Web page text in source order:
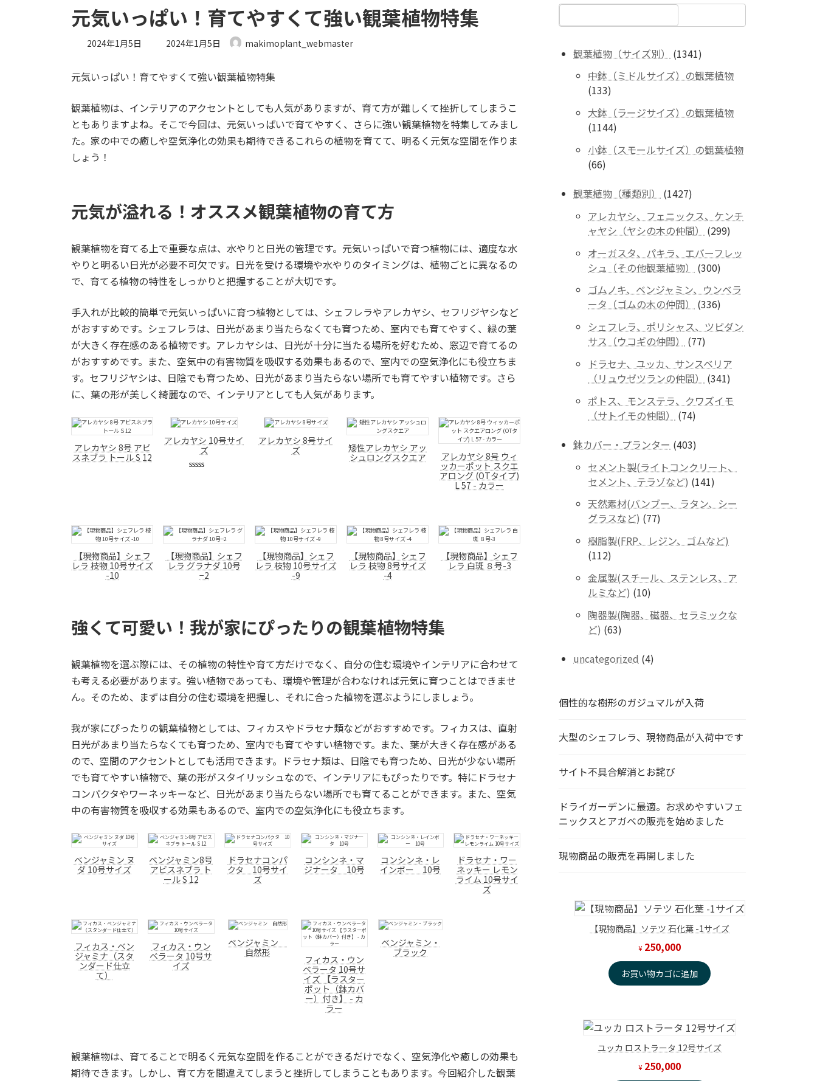
元気いっぱい！育てやすくて強い観葉植物特集
2024年1月5日
最
新
時
:
2024年1月5日 makimoplant_webmaster
元気いっぱい！育てやすくて強い観葉植物特集
観葉植物は、インテリアのアクセントとしても人気がありますが、育て方が難しくて挫折してしまうこ
ともありますよね。そこで今回は、元気いっぱいで育てやすく、さらに強い観葉植物を特集してみまし
た。家の中での癒しや空気浄化の効果も期待できるこれらの植物を育てて、明るく元気な空間を作りま
しょう！
元気が溢れる！オススメ観葉植物の育て方
観葉植物を育てる上で重要な点は、水やりと日光の管理です。元気いっぱいで育つ植物には、適度な水
やりと明るい日光が必要不可欠です。日光を受ける環境や水やりのタイミングは、植物ごとに異なるの
で、育てる植物の特性をしっかりと把握することが大切です。
手入れが比較的簡単で元気いっぱいに育つ植物としては、シェフレラやアレカヤシ、セフリジヤシなど
がおすすめです。シェフレラは、日光があまり当たらなくても育つため、室内でも育てやすく、緑の葉
が大きく存在感のある植物です。アレカヤシは、日光が十分に当たる場所を好むため、窓辺で育てるの
がおすすめです。また、空気中の有害物質を吸収する効果もあるので、室内での空気浄化にも役立ちま
す。セフリジヤシは、日陰でも育つため、日光があまり当たらない場所でも育てやすい植物です。さら
に、葉の形が美しく綺麗なので、インテリアとしても人気があります。
アレカヤシ 8号 アビ
スネブラ トール S 12
アレカヤシ 10号サイ
ズ
アレカヤシ 8号サイ
ズ
矮性アレカヤシ アッ
シュロングスクエア
アレカヤシ 8号 ウィ
ッカーポット スクエ
アロング (OTタイプ)
L 57 - カラー
【現物商品】シェフ
レラ 枝物 10号サイズ
-10
【現物商品】シェフ
レラ グラナダ 10号
−2
【現物商品】シェフ
レラ 枝物 10号サイズ
-9
【現物商品】シェフ
レラ 枝物 8号サイズ
-4
【現物商品】シェフ
レラ 白斑 ８号-3
強くて可愛い！我が家にぴったりの観葉植物特集
観葉植物を選ぶ際には、その植物の特性や育て方だけでなく、自分の住む環境やインテリアに合わせて
も考える必要があります。強い植物であっても、環境や管理が合わなければ元気に育つことはできませ
ん。そのため、まずは自分の住む環境を把握し、それに合った植物を選ぶようにしましょう。
我が家にぴったりの観葉植物としては、フィカスやドラセナ類などがおすすめです。フィカスは、直射
日光があまり当たらなくても育つため、室内でも育てやすい植物です。また、葉が大きく存在感がある
ので、空間のアクセントとしても活用できます。ドラセナ類は、日陰でも育つため、日光が少ない場所
でも育てやすい植物で、葉の形がスタイリッシュなので、インテリアにもぴったりです。特にドラセナ
コンパクタやワーネッキーなど、日光があまり当たらない場所でも育てることができます。また、空気
中の有害物質を吸収する効果もあるので、室内での空気浄化にも役立ちます。
ベンジャミン ヌ
ダ 10号サイズ
ベンジャミン8号
アビスネブラ ト
ール S 12
ドラセナコンパ
クタ 10号サイ
ズ
コンシンネ・マ
ジナータ 10号
コンシンネ・レ
インボー 10号
ドラセナ・ワー
ネッキー レモン
ライム 10号サイ
ズ
フィカス・ベン
ジャミナ（スタ
ンダード仕立
て）
フィカス・ウン
ベラータ 10号サ
イズ
ベンジャミン
自然形
フィカス・ウン
ベラータ 10号サ
イズ 【ラスター
ポット（鉢カバ
ー）付き】 - カ
ラー
ベンジャミン・
ブラック
観葉植物は、育てることで明るく元気な空間を作ることができるだけでなく、空気浄化や癒しの効果も
期待できます。しかし、育て方を間違えてしまうと挫折してしまうこともあります。今回紹介した観葉
観葉植物（サイズ別） 13411341
の
品
中鉢（ミドルサイズ）の観葉植物
133133
の
商
品
大鉢（ラージサイズ）の観葉植物
11441144
の
小鉢（スモールサイズ）の観葉植物
6666
の
品
観葉植物（種類別） 14271427
の
商
品
アレカヤシ、フェニックス、ケンチ
ャヤシ（ヤシの木の仲間）
299299
の
品
オーガスタ、パキラ、エバーフレッ
シュ（その他観葉植物）
300300
の
商
品
ゴムノキ、ベンジャミン、ウンベラ
ータ（ゴムの木の仲間）
336336
の
品
シェフレラ、ポリシャス、ツピダン
サス（ウコギの仲間）
7777
の
商
品
ドラセナ、ユッカ、サンスベリア
（リュウゼツランの仲間）
341341
の
ポトス、モンステラ、クワズイモ
（サトイモの仲間）
7474
の
品
鉢カバー・プランター 403403
の
商
品
セメント製(ライトコンクリート、
セメント、テラゾなど) 141141
の
品
天然素材(バンブー、ラタン、シー
グラスなど) 7777
の
品
樹脂製(FRP、レジン、ゴムなど)
112112
の
商
品
金属製(スチール、ステンレス、ア
ルミなど) 1010
の
陶器製(陶器、磁器、セラミックな
ど) 6363
の
uncategorized 44
商
個性的な樹形のガジュマルが入荷
大型のシェフレラ、現物商品が入荷中です
サイト不具合解消とお詫び
ドライガーデンに最適。お求めやすいフェ
ニックスとアガベの販売を始めました
現物商品の販売を再開しました
【現物商品】ソテツ 石化葉 -1サイズ
¥ 250,000
お買い物カゴに追加
ユッカ ロストラータ 12号サイズ
¥ 250,000